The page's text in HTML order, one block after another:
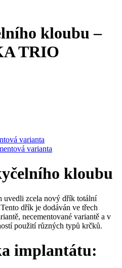
kloubu –
TRIO
varianta
varianta
kloubu
uvedli zcela nový dřík totální
dřík je dodáván ve třech
necementované variantě a v
použití různých typů krčků.
implantátu: